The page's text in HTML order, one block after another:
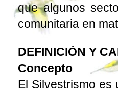
que algunos
comunitaria en
DEFINICIÓN Y
Concepto
El Silvestrismo es